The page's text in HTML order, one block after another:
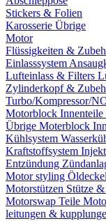
Stickers & Folien
Karosserie Übrige
Motor
Flüssigkeiten &
Einlasssystem
Lufteinlass & Filters
Zylinderkopf &
Turbo/Kompressor/
Motorblock Innenteile
Übrige Moterblock
Kühlsystem
Kraftstoffsystem
Entzündung
Motor styling
Motorstützen Stütze
Motorswap Teile
leitungen &